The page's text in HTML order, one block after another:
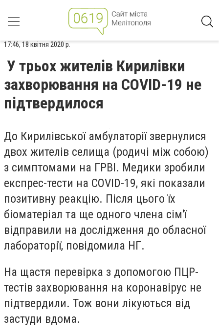
17:46, 18 квітня 2020 р.
У трьох жителів Кирилівки
захворювання на COVID-19 не
підтвердилося
До Кирилівської амбулаторії звернулися
двох жителів селища (родичі між собою)
з симптомами на ГРВІ. Медики зробили
експрес-тести на COVID-19, які показали
позитивну реакцію. Після цього їх
біоматеріал та ще одного члена сім'ї
відправили на дослідження до обласної
лабораторії, повідомила НГ.
На щастя перевірка з допомогою ПЦР-
тестів захворювання на коронавірус не
підтвердили. Тож вони лікуються від
застуди вдома.